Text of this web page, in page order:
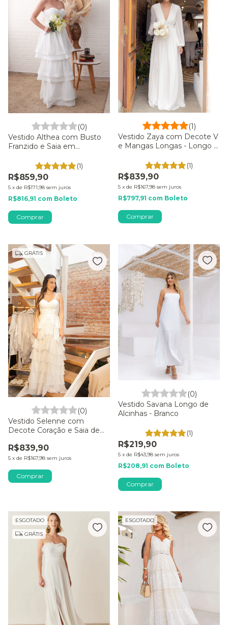
(0)
Vestido Althea com Busto
Franzido e Saia em
(1)
R$859,90
5 x de R$171,98 sem juros
R$816,91 com Boleto
Comprar
(1)
Vestido Zaya com Decote V
e Mangas Longas - Longo -
(1)
R$839,90
5 x de R$167,98 sem juros
R$797,91 com Boleto
Comprar
GRÁTIS
(0)
Vestido Selenne com
Decote Coração e Saia de
R$839,90
5 x de R$167,98 sem juros
Comprar
(0)
Vestido Savana Longo de
Alcinhas - Branco
(1)
R$219,90
5 x de R$43,98 sem juros
R$208,91 com Boleto
Comprar
ESGOTADO
GRÁTIS
ESGOTADO